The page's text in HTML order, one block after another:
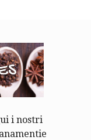
i nostri